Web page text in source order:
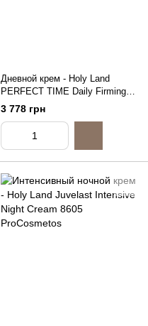
Дневной крем - Holy Land
PERFECT TIME Daily Firming
Cream, 50ml
3 778 грн